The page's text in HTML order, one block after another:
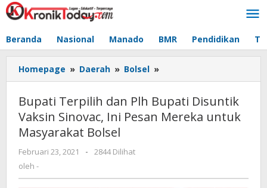
Lewati
ke
Beranda Nasional Manado BMR Pendidikan
Homepage » Daerah » Bolsel »
Terpilih
Plh
Bupati
Pesan
Bupati Terpilih dan Plh Bupati Disuntik
Vaksin Sinovac, Ini Pesan Mereka untuk
Masyarakat Bolsel
Februari 23, 2021
oleh
-
2844 Dilihat
oleh -